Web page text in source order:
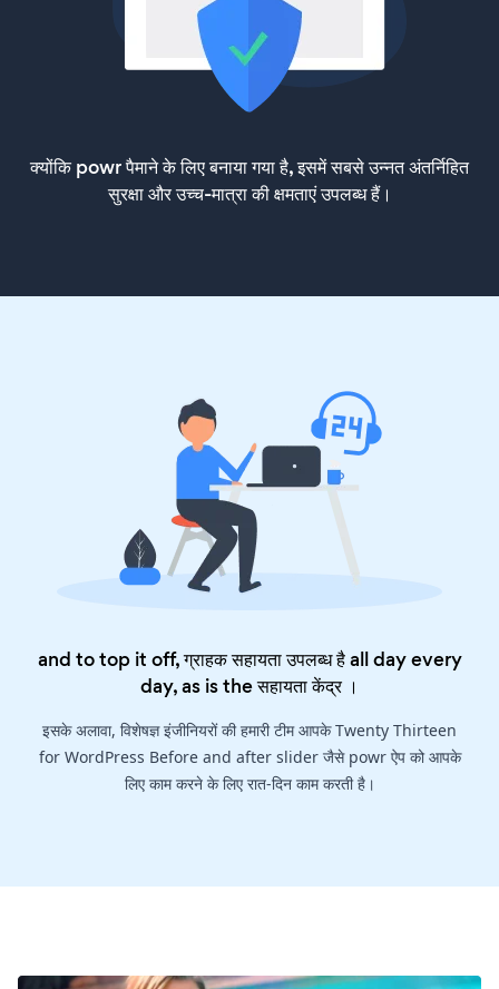
क्योंकि powr पैमाने के लिए बनाया गया है, इसमें सबसे उन्नत अंतर्निहित
सुरक्षा और उच्च-मात्रा की क्षमताएं उपलब्ध हैं।
and to top it off, ग्राहक सहायता उपलब्ध है all day every
day, as is theसहायता केंद्र।
इसके अलावा, विशेषज्ञ इंजीनियरों की हमारी टीम आपके Twenty Thirteen
for WordPress Before and after slider जैसे powr ऐप को आपके
लिए काम करने के लिए रात-दिन काम करती है।